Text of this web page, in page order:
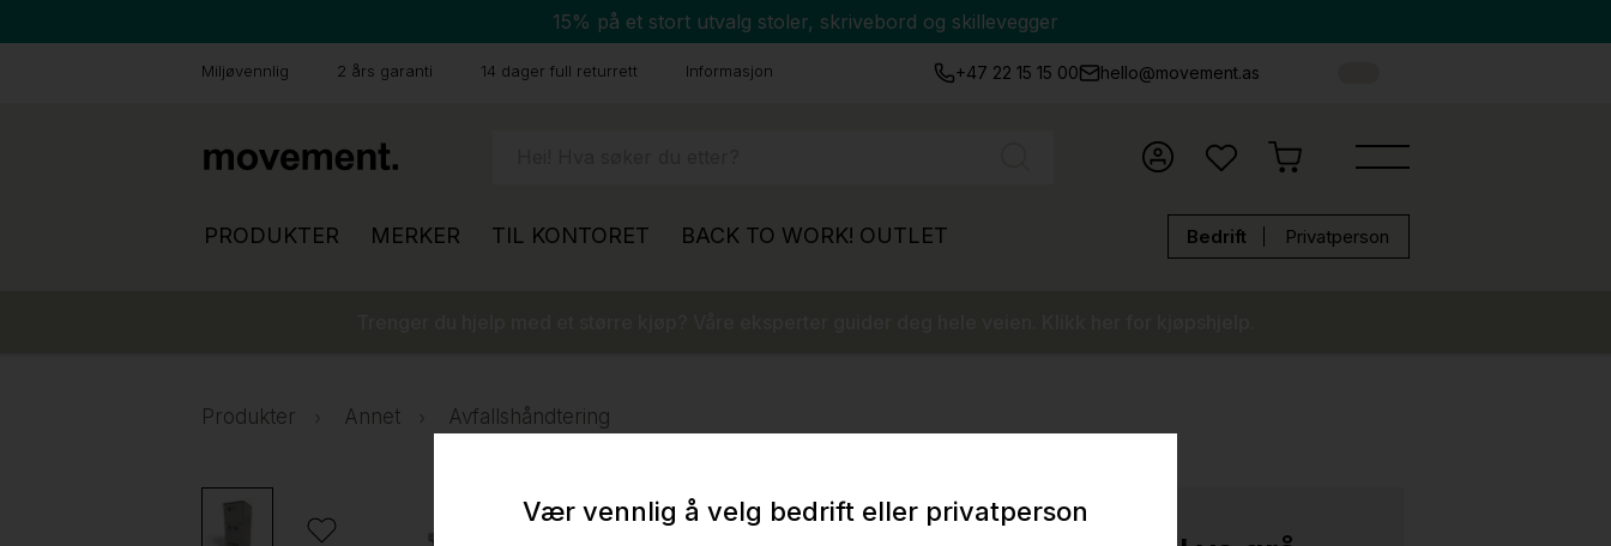
15% på et stort utvalg stoler, skrivebord og skillevegger
Miljøvennlig 2 års garanti 14 dager full returrett Informasjon +47 22 15 15 00 hello@movement.as
PRODUKTER MERKER TIL KONTORET BACK TO WORK! OUTLET Bedrift Privatperson
Produkter Annet Avfallshåndtering
Vær vennlig å velg bedrift eller privatperson